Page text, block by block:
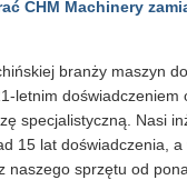
CHM Machinery
branży maszyn
letnim doświadczeniem
specjalistyczną. Nasi
15 lat doświadczenia, a
naszego sprzętu od